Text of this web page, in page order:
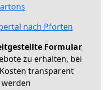
nach Pforten
Formular
zu erhalten, bei
transparent